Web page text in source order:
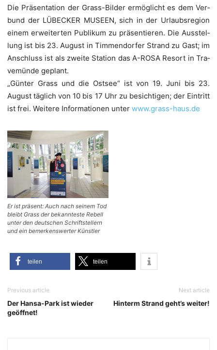
Die Prä­sen­ta­ti­on der Grass-Bil­der ermög­licht es dem Ver­
bund der LÜBECKER MUSEEN, sich in der Urlaubs­re­gi­on
einem erwei­ter­ten Publi­kum zu prä­sen­tie­ren. Die Aus­stel­
lung ist bis 23. August in Tim­men­dor­fer Strand zu Gast; im
Anschluss ist als zwei­te Sta­ti­on das ­­A-ROSA Resort in Tra­
ve­mün­de geplant.
„Gün­ter Grass und die Ost­see“ ist von 19. Juni bis 23.
August täg­lich von 10 bis 17 Uhr zu besich­ti­gen; der Ein­tritt
ist frei. Wei­te­re Infor­ma­tio­nen unter www.grass-haus.de
Er ist prä­sent: Auch nach sei­nem Tod
bleibt Grass der bekann­tes­te Rebell
unter den deut­schen Schrift­stel­lern
und ein bemer­kens­wer­ter Künstler
tei­len tei­len
Previous article
Der Hansa-Park ist wieder
geöffnet!
Next article
Hinterm Strand geht’s weiter!